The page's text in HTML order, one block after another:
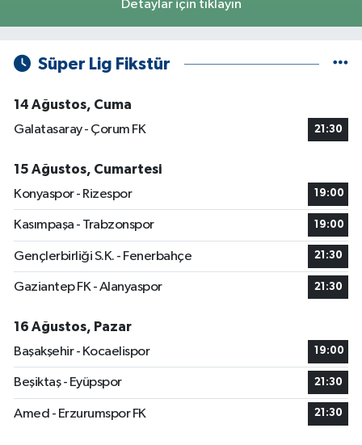
Detaylar için tıklayın
Süper Lig Fikstür
14 Ağustos, Cuma
Galatasaray - Çorum FK
21:30
15 Ağustos, Cumartesi
Konyaspor - Rizespor
19:00
Kasımpaşa - Trabzonspor 19:00
Gençlerbirliği S.K. - Fenerbahçe 21:30
Gaziantep FK - Alanyaspor 21:30
16 Ağustos, Pazar
Başakşehir - Kocaelispor
19:00
Beşiktaş - Eyüpspor 21:30
Amed - Erzurumspor FK 21:30